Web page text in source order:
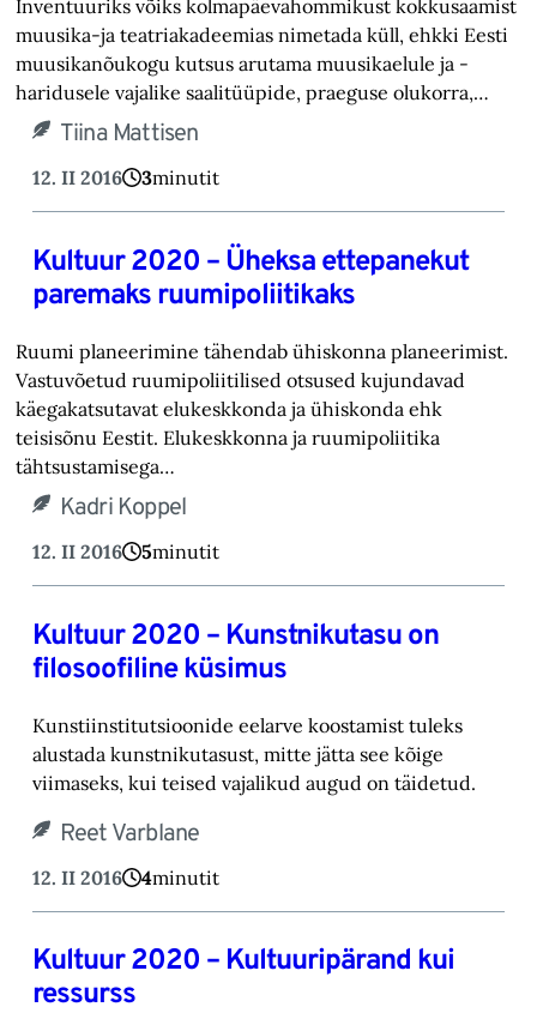
Inventuuriks võiks kolmapäevahommikust kokkusaamist
muusika-ja teatri­akadeemias nimetada küll, ehkki Eesti
muusikanõukogu kutsus arutama muusika­­elule ja -
haridusele vajalike saali­tüüpide, praeguse olukorra,…
Tiina Mattisen
12. II 2016 3minutit
Kultuur 2020 – Üheksa ettepanekut
paremaks ruumipoliitikaks
Ruumi planeerimine tähendab ühiskonna planeerimist.
Vastuvõetud ruumipoliitilised otsused kujundavad
käegakatsutavat elukeskkonda ja ühiskonda ehk
teisisõnu Eestit. Elukeskkonna ja ruumipoliitika
tähtsustamisega…
Kadri Koppel
12. II 2016 5minutit
Kultuur 2020 – Kunstnikutasu on
filosoofiline küsimus
Kunstiinstitutsioonide eelarve koostamist tuleks
alustada kunstnikutasust, mitte jätta see kõige
viimaseks, kui teised vajalikud augud on täidetud.
Reet Varblane
12. II 2016 4minutit
Kultuur 2020 – Kultuuripärand kui
ressurss